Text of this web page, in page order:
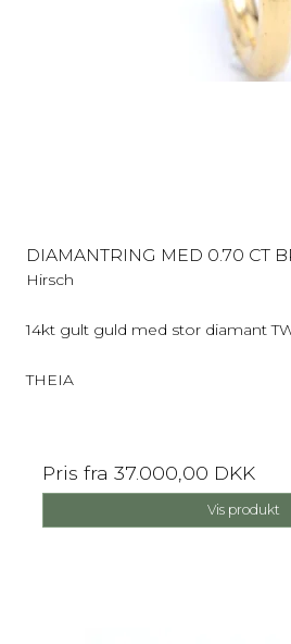
DIAMANTRING MED 0.70 CT
Hirsch
14kt gult guld med stor diamant
THEIA
Pris fra 37.000,00 DKK
Vis produkt